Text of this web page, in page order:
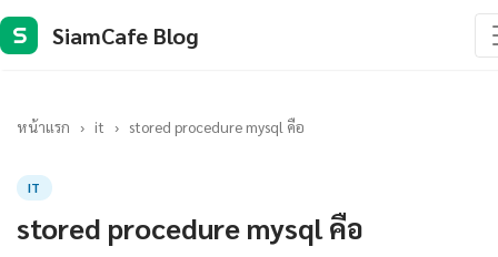
S SiamCafe Blog
หน้าแรก › it › stored procedure mysql คือ
IT
stored procedure mysql คือ